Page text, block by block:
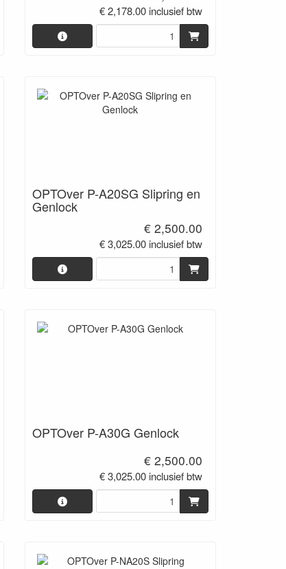
€ 2,178.00 inclusief btw
OPTOver P-A20SG Slipring en
Genlock
€ 2,500.00
€ 3,025.00 inclusief btw
OPTOver P-A30G Genlock
€ 2,500.00
€ 3,025.00 inclusief btw